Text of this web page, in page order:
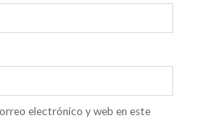
electrónico y web en este